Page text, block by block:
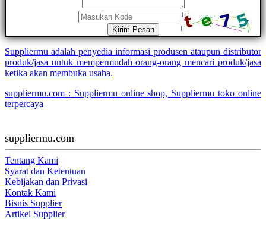
Kirim Pesan
Suppliermu adalah penyedia informasi produsen ataupun distributor
produk/jasa untuk mempermudah orang-orang mencari produk/jasa
ketika akan membuka usaha.
suppliermu.com : Suppliermu online shop, Suppliermu toko online
terpercaya
suppliermu.com
Tentang Kami
Syarat dan Ketentuan
Kebijakan dan Privasi
Kontak Kami
Bisnis Supplier
Artikel Supplier